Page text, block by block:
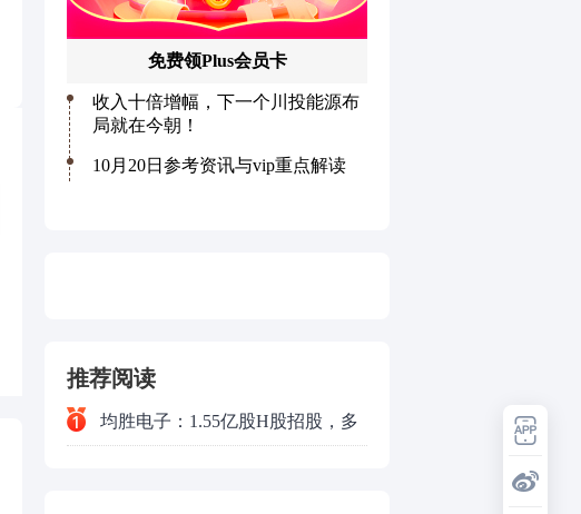
推荐阅读
均胜电子：1.55亿股H股招股，多